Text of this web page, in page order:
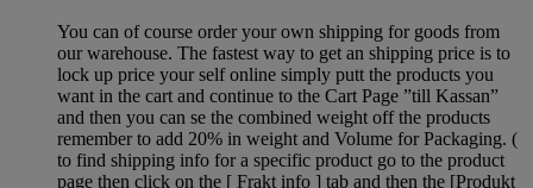
You can of course order your own shipping for goods from
our warehouse. The fastest way to get an shipping price is to
lock up price your self online simply putt the products you
want in the cart and continue to the Cart Page ”till Kassan”
and then you can se the combined weight off the products
remember to add 20% in weight and Volume for Packaging. (
to find shipping info for a specific product go to the product
page then click on the [ Frakt info ] tab and then the [Produkt